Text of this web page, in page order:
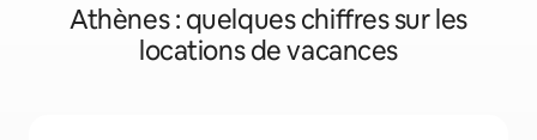
Athènes : quelques chiffres sur les
locations de vacances